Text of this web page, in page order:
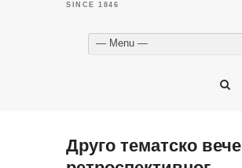
— Menu —
Друго тематско вече